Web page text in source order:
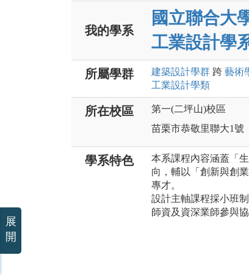
我的學系
國立聯合大
工業設計學
所屬學群 建築設計學群 跨 藝術
工業設計學類
所在校區
第一(二坪山)校區
苗栗市恭敬里聯大1號
學系特色
本系課程內容涵蓋「
向，輔以「創新與創
專才。
設計主軸課程採小班
師資及資深業師參與協
展
開